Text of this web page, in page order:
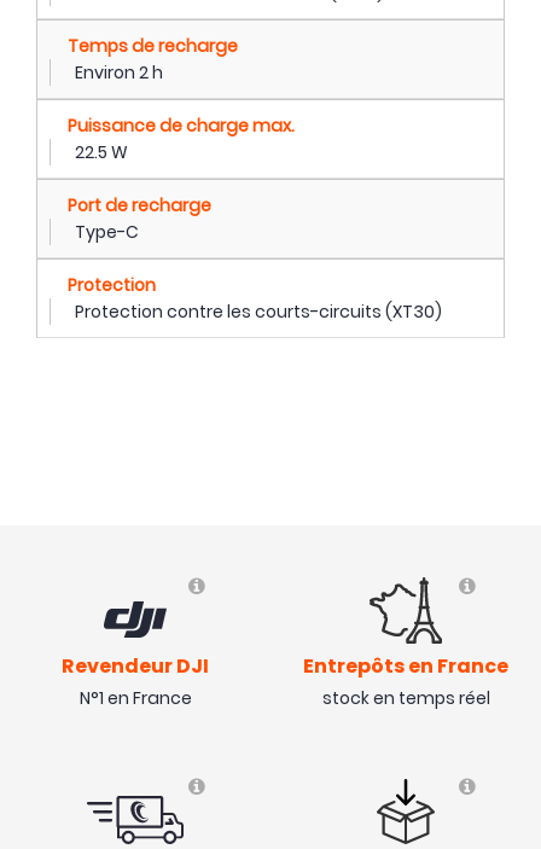
Temps de recharge
Environ 2 h
Puissance de charge max.
22.5 W
Port de recharge
Type-C
Protection
Protection contre les courts-circuits (XT30)
Revendeur DJI
N°1 en France
Entrepôts en France
stock en temps réel